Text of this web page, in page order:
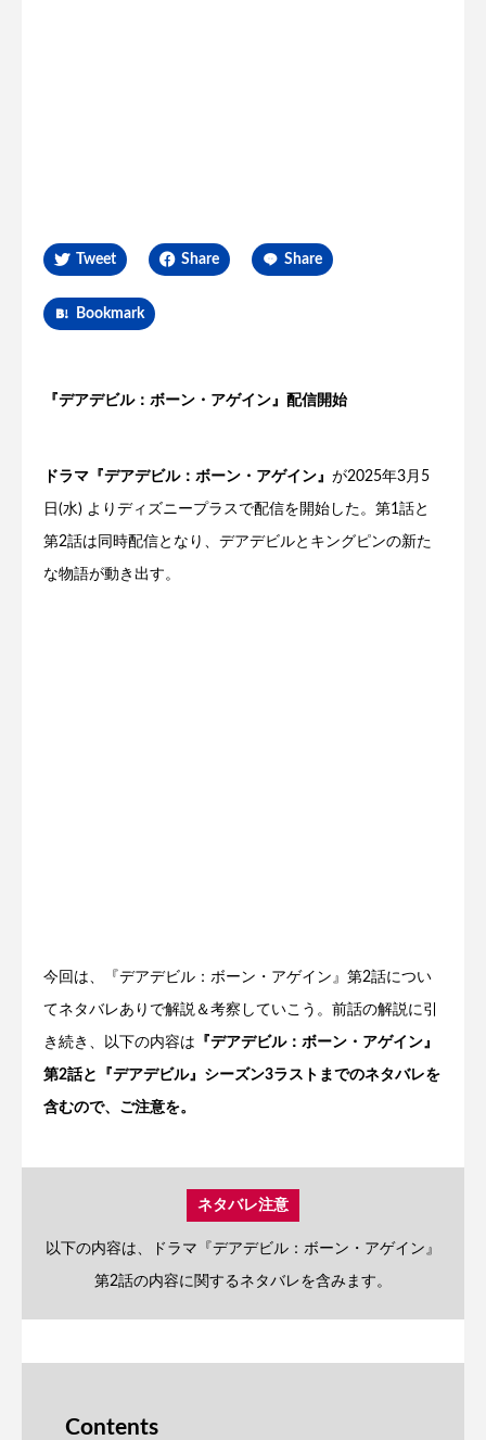
Tweet Share Share
Bookmark
『デアデビル：ボーン・アゲイン』配信開始
ドラマ『デアデビル：ボーン・アゲイン』 が2025年3月5
日(水) よりディズニープラスで配信を開始した。第1話と
第2話は同時配信となり、デアデビルとキングピンの新た
な物語が動き出す。
今回は、『デアデビル：ボーン・アゲイン』第2話につい
てネタバレありで解説＆考察していこう。前話の解説に引
き続き、以下の内容は 『デアデビル：ボーン・アゲイン』
第2話と『デアデビル』シーズン3ラストまでのネタバレを
含むので、ご注意を。
ネタバレ注意
以下の内容は、ドラマ『デアデビル：ボーン・アゲイン』
第2話の内容に関するネタバレを含みます。
Contents